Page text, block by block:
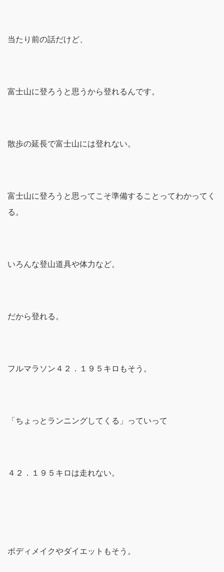
当たり前の話だけど、
富士山に登ろうと思うから登れるんです。
散歩の延長で富士山には登れない。
富士山に登ろうと思ってこそ準備することってわかってく
る。
いろんな登山道具や体力など。
だから登れる。
フルマラソン４２．１９５キロもそう。
「ちょっとランニングしてくる」っていって
４２．１９５キロは走れない。
ボディメイクやダイエットもそう。